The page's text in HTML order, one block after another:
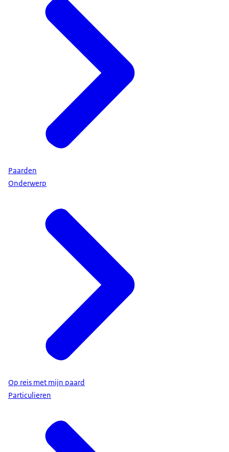
Paarden
Onderwerp
Op reis met mijn paard
Particulieren